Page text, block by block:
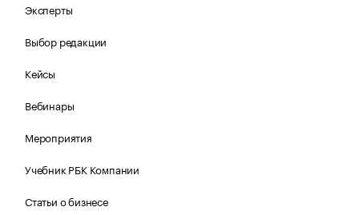
Эксперты
Выбор редакции
Кейсы
Вебинары
Мероприятия
Учебник РБК Компании
Статьи о бизнесе